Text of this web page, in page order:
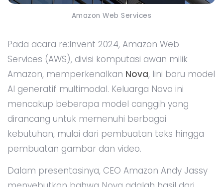
Amazon Web Services
Pada acara re:Invent 2024, Amazon Web
Services (AWS), divisi komputasi awan milik
Amazon, memperkenalkan Nova, lini baru model
AI generatif multimodal. Keluarga Nova ini
mencakup beberapa model canggih yang
dirancang untuk memenuhi berbagai
kebutuhan, mulai dari pembuatan teks hingga
pembuatan gambar dan video.
Dalam presentasinya, CEO Amazon Andy Jassy